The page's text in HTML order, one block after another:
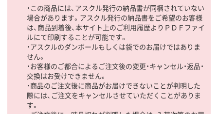
・この商品には、アスクル発行の納品書が同梱されていない
場合があります。アスクル発行の納品書をご希望のお客様
は、商品到着後、本サイト上のご利用履歴よりＰＤＦファイ
ルにて印刷することが可能です。
・アスクルのダンボールもしくは袋でのお届けではありま
せん。
・お客様のご都合によるご注文後の変更・キャンセル・返品・
交換はお受けできません。
・商品のご注文後に商品がお届けできないことが判明した
際には、ご注文をキャンセルさせていただくことがありま
す。